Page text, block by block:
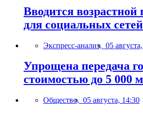
Вводится возрастной
для социальных сетей
Экспресс-анализ, 05
Упрощена передача
стоимостью до 5 000
Общество, 05 августа, 14:30